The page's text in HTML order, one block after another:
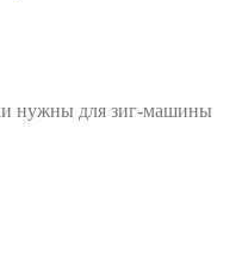
нужны для зиг-машины